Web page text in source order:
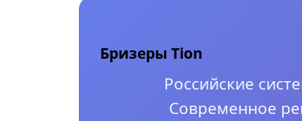
Бризеры Tion
Российские
Современное